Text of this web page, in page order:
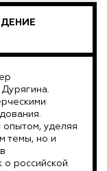
опытом, уделяя
темы, но и
о российской